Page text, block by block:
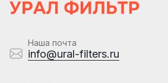
Наша почта
info@ural-filters.ru